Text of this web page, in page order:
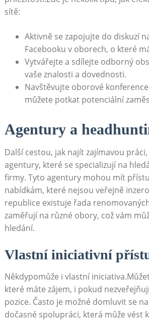
sítě:
Aktivně se⁢ zapojujte do diskuzí
Facebooku v oborech, o které
Vytvářejte a ⁤sdílejte ​odborný
⁤vaše znalosti a dovednosti.
Navštěvujte oborové
můžete potkat potenciální
Agentury a
Další cestou, jak najít zajímavou
agentury, které se specializují na
firmy. Tyto agentury mohou mít
nabídkám, které nejsou veřejně
⁢republice‍ existuje řada
zaměřují na různé⁣ obory, což ‌vám
hledání.
Vlastní iniciativní
Někdypomůže i ‌vlastní
které​ máte ‍zájem,​ i pokud
pozice. Často je​ možné domluvit se
dočasné spolupráci, která může vést